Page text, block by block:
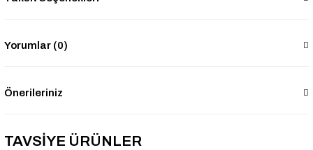
Yorumlar (0)
Önerileriniz
TAVSİYE ÜRÜNLER